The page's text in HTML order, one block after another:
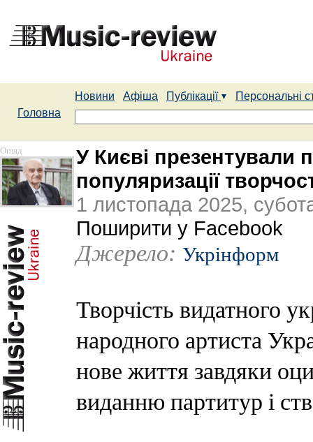
Новини Афіша Публікації
Персональні
Головна
Огляд
У Києві презентували
популяризації
1 листопада 2025,
Поширити у Facebook
Джерело: Укрінформ
Творчість видатного
народного артиста
нове життя завдяки
виданню партитур і